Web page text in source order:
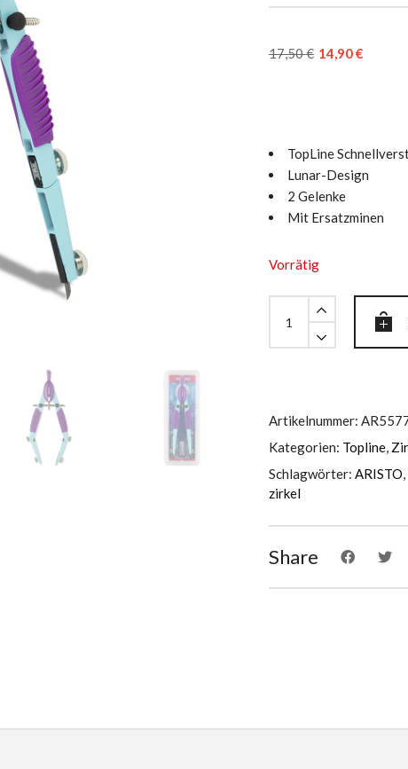
17,50€ Ursprünglicher
14,90€Aktueller
TopLine
Lunar-Design
2 Gelenke
Mit Ersatzminen
Vorrätig
Zirkel
mit
Artikelnummer:
Kategorien: Topline,
Schlagwörter: ARISTO,
zirkel
Share